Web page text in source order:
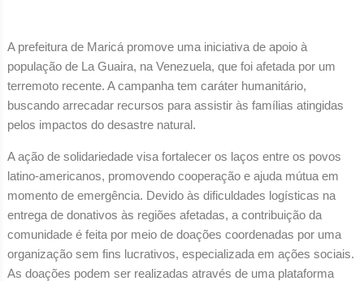
A prefeitura de Maricá promove uma iniciativa de apoio à
população de La Guaira, na Venezuela, que foi afetada por um
terremoto recente. A campanha tem caráter humanitário,
buscando arrecadar recursos para assistir às famílias atingidas
pelos impactos do desastre natural.
A ação de solidariedade visa fortalecer os laços entre os povos
latino-americanos, promovendo cooperação e ajuda mútua em
momento de emergência. Devido às dificuldades logísticas na
entrega de donativos às regiões afetadas, a contribuição da
comunidade é feita por meio de doações coordenadas por uma
organização sem fins lucrativos, especializada em ações sociais.
As doações podem ser realizadas através de uma plataforma